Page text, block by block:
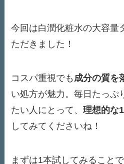
今回は白潤化粧水の大容量
ただきました！
コスパ重視でも 成分の質を
い処方が魅力。毎日たっぷ
たい人にとって、理想的な
してみてくださいね！
まずは1本試してみること